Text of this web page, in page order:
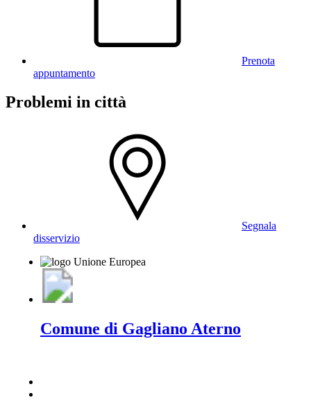
Prenota
appuntamento
Problemi in città
Segnala
disservizio
Comune di Gagliano Aterno